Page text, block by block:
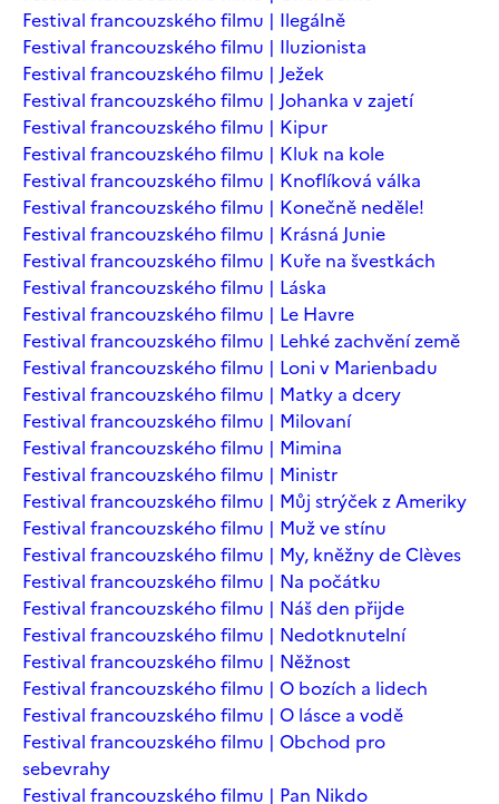
Festival francouzského filmu | Ilegálně
Festival francouzského filmu | Iluzionista
Festival francouzského filmu | Ježek
Festival francouzského filmu | Johanka v zajetí
Festival francouzského filmu | Kipur
Festival francouzského filmu | Kluk na kole
Festival francouzského filmu | Knoflíková válka
Festival francouzského filmu | Konečně neděle!
Festival francouzského filmu | Krásná Junie
Festival francouzského filmu | Kuře na švestkách
Festival francouzského filmu | Láska
Festival francouzského filmu | Le Havre
Festival francouzského filmu | Lehké zachvění země
Festival francouzského filmu | Loni v Marienbadu
Festival francouzského filmu | Matky a dcery
Festival francouzského filmu | Milovaní
Festival francouzského filmu | Mimina
Festival francouzského filmu | Ministr
Festival francouzského filmu | Můj strýček z Ameriky
Festival francouzského filmu | Muž ve stínu
Festival francouzského filmu | My, kněžny de Clèves
Festival francouzského filmu | Na počátku
Festival francouzského filmu | Náš den přijde
Festival francouzského filmu | Nedotknutelní
Festival francouzského filmu | Něžnost
Festival francouzského filmu | O bozích a lidech
Festival francouzského filmu | O lásce a vodě
Festival francouzského filmu | Obchod pro
sebevrahy
Festival francouzského filmu | Pan Nikdo